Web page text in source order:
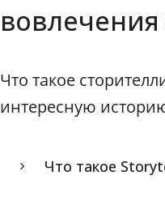
Что такое
интересную
Что такое